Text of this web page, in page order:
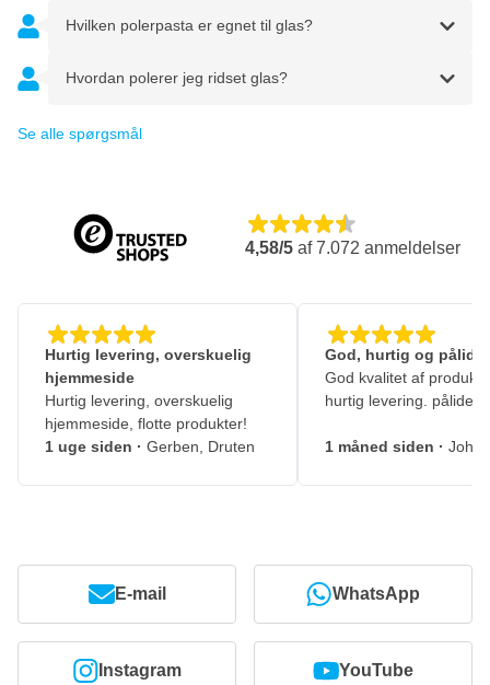
Hvilken polerpasta er egnet til glas?
Hvordan polerer jeg ridset glas?
Se alle spørgsmål
4,58/5 af7.072 anmeldelser
Hurtig levering, overskuelig
hjemmeside
Hurtig levering, overskuelig
hjemmeside, flotte produkter!
1 uge siden · Gerben, Druten
God, hurtig og
God kvalitet af
hurtig levering.
1 måned siden ·
E-mail WhatsApp
Instagram YouTube